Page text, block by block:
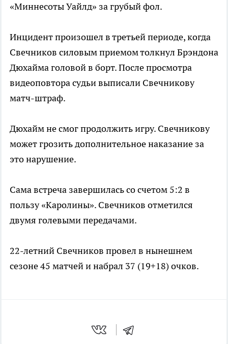
«Миннесоты Уайлд» за грубый фол.
Инцидент произошел в третьей периоде, когда
Свечников силовым приемом толкнул Брэндона
Дюхайма головой в борт. После просмотра
видеоповтора судьи выписали Свечникову
матч-штраф.
Дюхайм не смог продолжить игру. Свечникову
может грозить дополнительное наказание за
это нарушение.
Сама встреча завершилась со счетом 5:2 в
пользу «Каролины». Свечников отметился
двумя голевыми передачами.
22-летний Свечников провел в нынешнем
сезоне 45 матчей и набрал 37 (19+18) очков.